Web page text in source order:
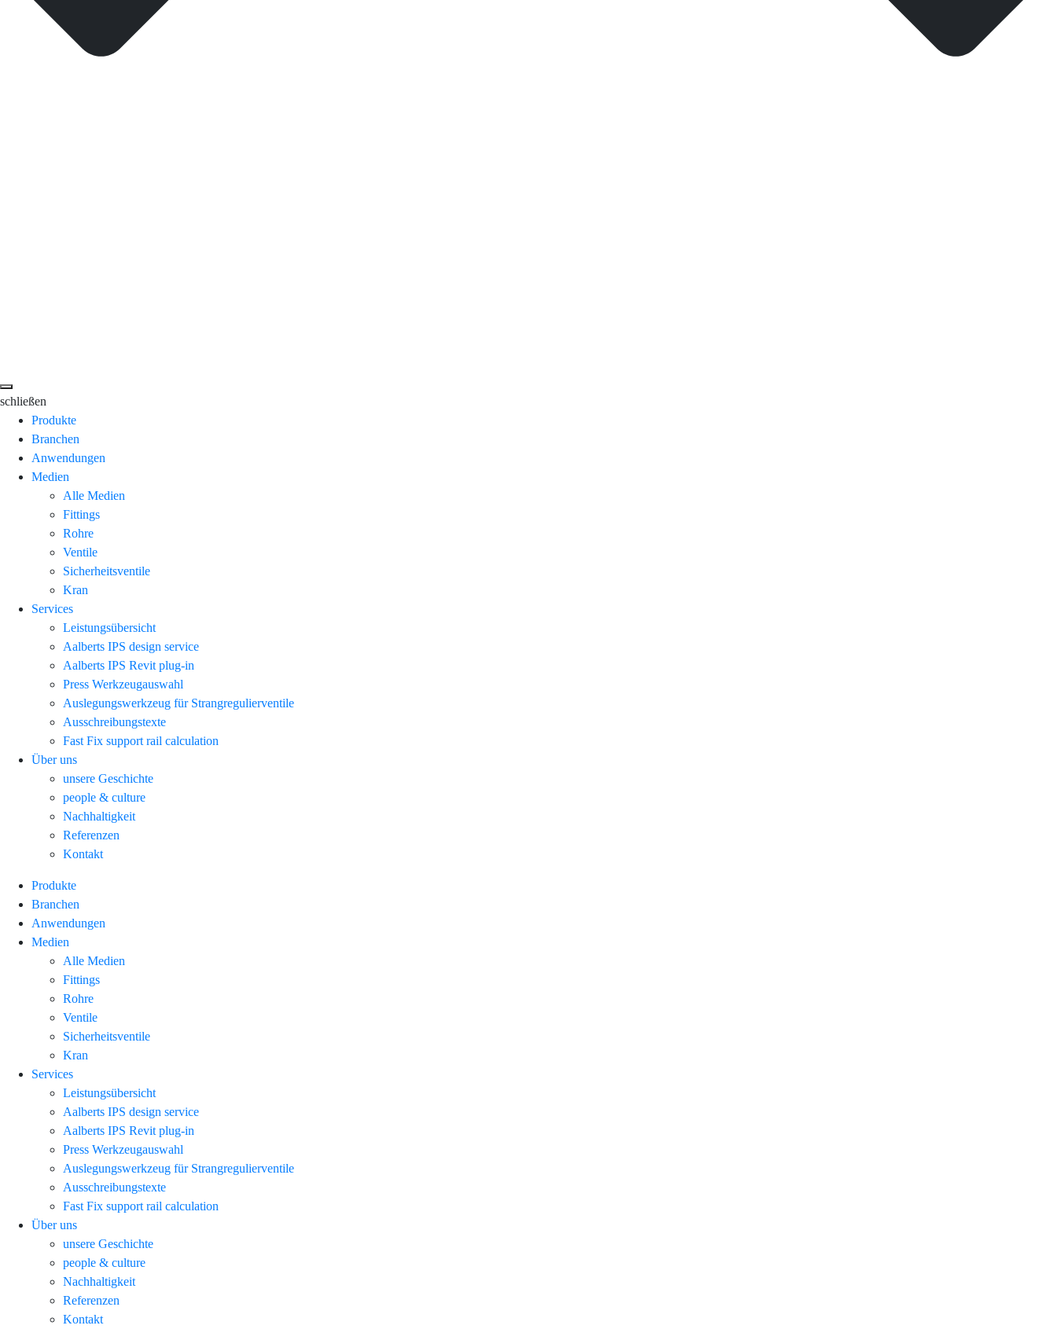
schließen
Produkte
Branchen
Anwendungen
Medien
Alle Medien
Fittings
Rohre
Ventile
Sicherheitsventile
Kran
Services
Leistungsübersicht
Aalberts IPS design service
Aalberts IPS Revit plug-in
Press Werkzeugauswahl
Auslegungswerkzeug für Strangregulierventile
Ausschreibungstexte
Fast Fix support rail calculation
Über uns
unsere Geschichte
people & culture
Nachhaltigkeit
Referenzen
Kontakt
Produkte
Branchen
Anwendungen
Medien
Alle Medien
Fittings
Rohre
Ventile
Sicherheitsventile
Kran
Services
Leistungsübersicht
Aalberts IPS design service
Aalberts IPS Revit plug-in
Press Werkzeugauswahl
Auslegungswerkzeug für Strangregulierventile
Ausschreibungstexte
Fast Fix support rail calculation
Über uns
unsere Geschichte
people & culture
Nachhaltigkeit
Referenzen
Kontakt